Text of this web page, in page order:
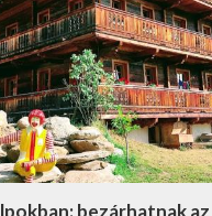
bezárhatnak